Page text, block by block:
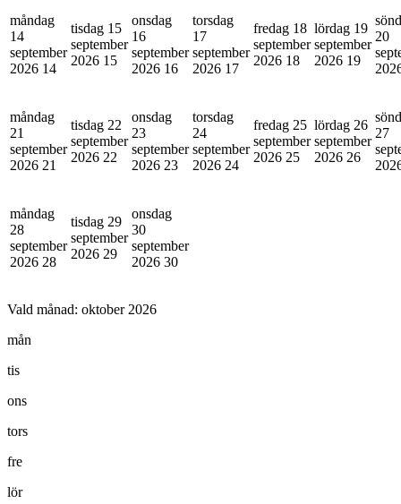
måndag
14
september
2026 14
tisdag 15
september
2026 15
onsdag
16
september
2026 16
torsdag
17
september
2026 17
fredag 18
september
2026 18
lördag 19
september
2026 19
20
måndag
21
september
2026 21
tisdag 22
september
2026 22
onsdag
23
september
2026 23
torsdag
24
september
2026 24
fredag 25
september
2026 25
lördag 26
september
2026 26
27
måndag
28
september
2026 28
tisdag 29
september
2026 29
onsdag
30
september
2026 30
Vald månad: oktober 2026
mån
tis
ons
tors
fre
lör